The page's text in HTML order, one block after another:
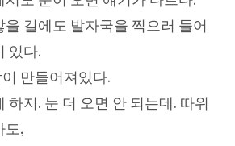
길에도 발자국을 찍으러 들어
있다.
만들어져있다.
하지. 눈 더 오면 안 되는데. 따위
도,